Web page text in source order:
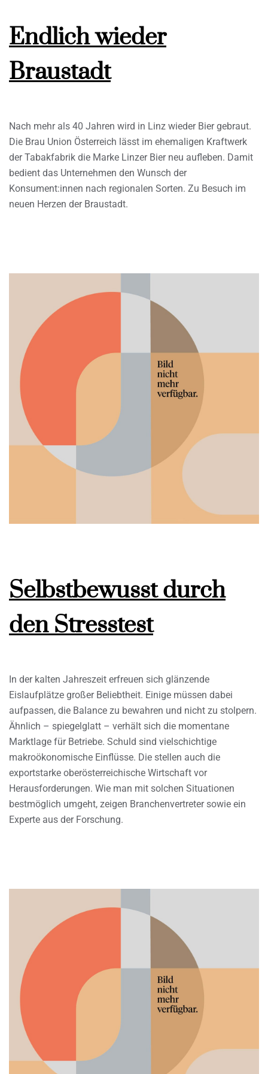
Endlich wieder
Braustadt
Nach mehr als 40 Jahren wird in Linz wieder Bier gebraut.
Die Brau Union Österreich lässt im ehemaligen Kraftwerk
der Tabakfabrik die Marke Linzer Bier neu aufleben. Damit
bedient das Unternehmen den Wunsch der
Konsument:innen nach regionalen Sorten. Zu Besuch im
neuen Herzen der Braustadt.
Selbstbewusst durch
den Stresstest
In der kalten Jahreszeit erfreuen sich glänzende
Eislaufplätze großer Beliebtheit. Einige müssen dabei
aufpassen, die Balance zu bewahren und nicht zu stolpern.
Ähnlich – spiegelglatt – verhält sich die momentane
Marktlage für Betriebe. Schuld sind vielschichtige
makroökonomische Einflüsse. Die stellen auch die
exportstarke oberösterreichische Wirtschaft vor
Herausforderungen. Wie man mit solchen Situationen
bestmöglich umgeht, zeigen Branchenvertreter sowie ein
Experte aus der Forschung.